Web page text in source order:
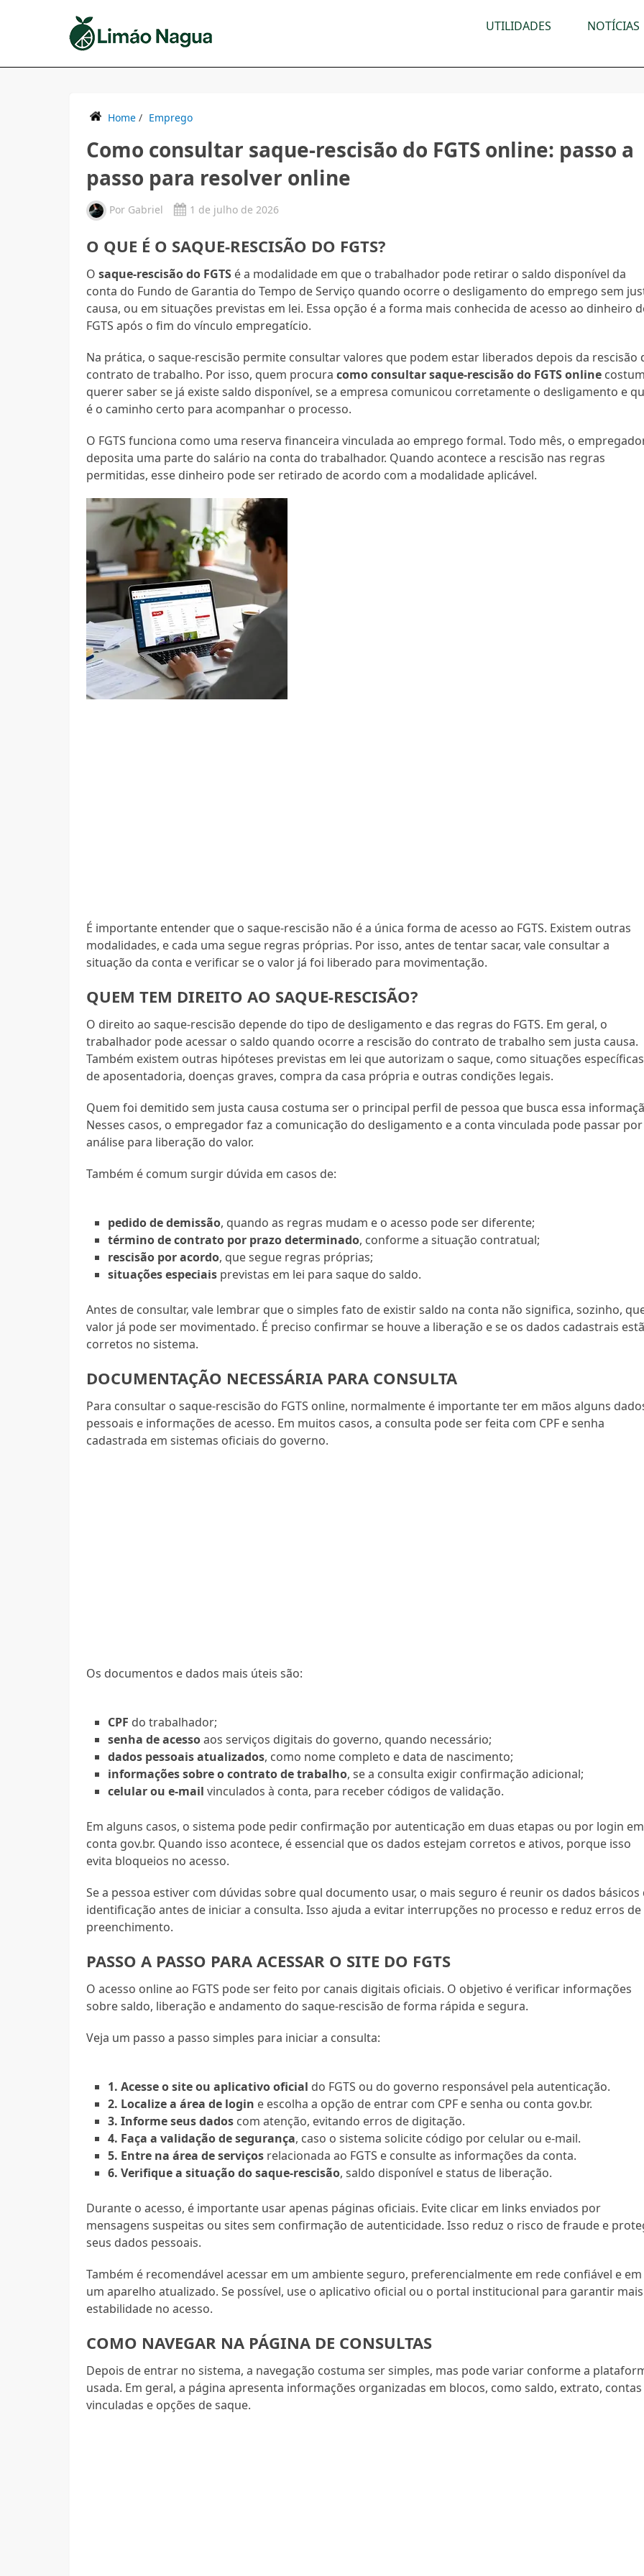
UTILIDADES NOTÍCIAS
Home / Emprego
Como consultar saque-rescisão do FGTS online: passo a
passo para resolver online
Por Gabriel 1 de julho de 2026
O QUE É O SAQUE-RESCISÃO DO FGTS?
Osaque-rescisão do FGTS é a modalidade em que o trabalhador pode retirar o saldo disponível da
conta do Fundo de Garantia do Tempo de Serviço quando ocorre o desligamento do emprego sem
causa, ou em situações previstas em lei. Essa opção é a forma mais conhecida de acesso ao dinheiro
FGTS após o fim do vínculo empregatício.
Na prática, o saque-rescisão permite consultar valores que podem estar liberados depois da rescisão
contrato de trabalho. Por isso, quem procuracomo consultar saque-rescisão do FGTS online
querer saber se já existe saldo disponível, se a empresa comunicou corretamente o desligamento e
é o caminho certo para acompanhar o processo.
O FGTS funciona como uma reserva financeira vinculada ao emprego formal. Todo mês, o
deposita uma parte do salário na conta do trabalhador. Quando acontece a rescisão nas regras
permitidas, esse dinheiro pode ser retirado de acordo com a modalidade aplicável.
É importante entender que o saque-rescisão não é a única forma de acesso ao FGTS. Existem outras
modalidades, e cada uma segue regras próprias. Por isso, antes de tentar sacar, vale consultar a
situação da conta e verificar se o valor já foi liberado para movimentação.
QUEM TEM DIREITO AO SAQUE-RESCISÃO?
O direito ao saque-rescisão depende do tipo de desligamento e das regras do FGTS. Em geral, o
trabalhador pode acessar o saldo quando ocorre a rescisão do contrato de trabalho sem justa causa.
Também existem outras hipóteses previstas em lei que autorizam o saque, como situações específicas
de aposentadoria, doenças graves, compra da casa própria e outras condições legais.
Quem foi demitido sem justa causa costuma ser o principal perfil de pessoa que busca essa
Nesses casos, o empregador faz a comunicação do desligamento e a conta vinculada pode passar por
análise para liberação do valor.
Também é comum surgir dúvida em casos de:
pedido de demissão, quando as regras mudam e o acesso pode ser diferente;
término de contrato por prazo determinado, conforme a situação contratual;
rescisão por acordo, que segue regras próprias;
situações especiais previstas em lei para saque do saldo.
Antes de consultar, vale lembrar que o simples fato de existir saldo na conta não significa, sozinho,
valor já pode ser movimentado. É preciso confirmar se houve a liberação e se os dados cadastrais
corretos no sistema.
DOCUMENTAÇÃO NECESSÁRIA PARA CONSULTA
Para consultar o saque-rescisão do FGTS online, normalmente é importante ter em mãos alguns
pessoais e informações de acesso. Em muitos casos, a consulta pode ser feita com CPF e senha
cadastrada em sistemas oficiais do governo.
Os documentos e dados mais úteis são:
CPF do trabalhador;
senha de acessoaos serviços digitais do governo, quando necessário;
dados pessoais atualizados, como nome completo e data de nascimento;
informações sobre o contrato de trabalho, se a consulta exigir confirmação adicional;
celular ou e-mail vinculados à conta, para receber códigos de validação.
Em alguns casos, o sistema pode pedir confirmação por autenticação em duas etapas ou por login em
conta gov.br. Quando isso acontece, é essencial que os dados estejam corretos e ativos, porque isso
evita bloqueios no acesso.
Se a pessoa estiver com dúvidas sobre qual documento usar, o mais seguro é reunir os dados básicos
identificação antes de iniciar a consulta. Isso ajuda a evitar interrupções no processo e reduz erros de
preenchimento.
PASSO A PASSO PARA ACESSAR O SITE DO FGTS
O acesso online ao FGTS pode ser feito por canais digitais oficiais. O objetivo é verificar informações
sobre saldo, liberação e andamento do saque-rescisão de forma rápida e segura.
Veja um passo a passo simples para iniciar a consulta:
1. Acesse o site ou aplicativo oficial do FGTS ou do governo responsável pela autenticação.
2. Localize a área de login e escolha a opção de entrar com CPF e senha ou conta gov.br.
3. Informe seus dados com atenção, evitando erros de digitação.
4. Faça a validação de segurança, caso o sistema solicite código por celular ou e-mail.
5. Entre na área de serviços relacionada ao FGTS e consulte as informações da conta.
6. Verifique a situação do saque-rescisão, saldo disponível e status de liberação.
Durante o acesso, é importante usar apenas páginas oficiais. Evite clicar em links enviados por
mensagens suspeitas ou sites sem confirmação de autenticidade. Isso reduz o risco de fraude e
seus dados pessoais.
Também é recomendável acessar em um ambiente seguro, preferencialmente em rede confiável e em
um aparelho atualizado. Se possível, use o aplicativo oficial ou o portal institucional para garantir mais
estabilidade no acesso.
COMO NAVEGAR NA PÁGINA DE CONSULTAS
Depois de entrar no sistema, a navegação costuma ser simples, mas pode variar conforme a
usada. Em geral, a página apresenta informações organizadas em blocos, como saldo, extrato, contas
vinculadas e opções de saque.